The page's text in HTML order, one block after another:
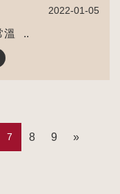
2022-01-05
溫 ..
7 8 9 »